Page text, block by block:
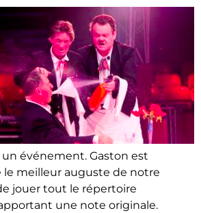
un événement. Gaston est
meilleur auguste de notre
jouer tout le répertoire
une note originale.